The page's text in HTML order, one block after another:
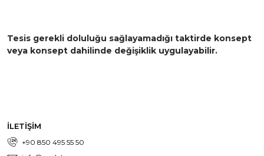
Tesis gerekli doluluğu sağlayamadığı taktirde konsept
veya konsept dahilinde değişiklik uygulayabilir.
İLETİŞİM
+90 850 495 55 50